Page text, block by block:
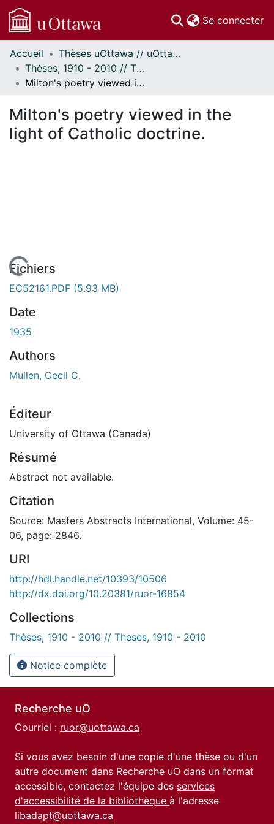
Se connecter
Communautés
et collections
Parcourir
À propos
Accueil
Thèses uOttawa // uOttawa Theses
Thèses, 1910 - 2010 // Theses, 1910 - 2010
Milton's poetry viewed in the light of Catholic doctrine.
Milton's poetry viewed in the
light of Catholic doctrine.
En cours de chargement...
Fichiers
EC52161.PDF (5.93 MB)
Date
1935
Authors
Mullen, Cecil C.
Éditeur
University of Ottawa (Canada)
Résumé
Abstract not available.
Citation
Source: Masters Abstracts International, Volume: 45-
06, page: 2846.
URI
http://hdl.handle.net/10393/10506
http://dx.doi.org/10.20381/ruor-16854
Collections
Thèses, 1910 - 2010 // Theses, 1910 - 2010
Notice complète
Recherche uO
Courriel : ruor@uottawa.ca
Si vous avez besoin d'une copie d'une thèse ou d'un
autre document dans Recherche uO dans un format
accessible, contactez l'équipe des services
d'accessibilité de la bibliothèque à l'adresse
libadapt@uottawa.ca